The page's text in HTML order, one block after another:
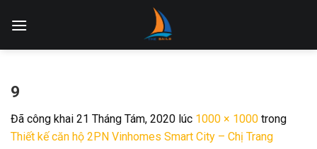
9
Đã công khai 21 Tháng Tám, 2020 lúc 1000 × 1000 trong
Thiết kế căn hộ 2PN Vinhomes Smart City – Chị Trang